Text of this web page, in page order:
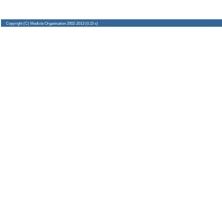
Copyright (C) Medicle Organisation 2002-2013 (0.15 s)